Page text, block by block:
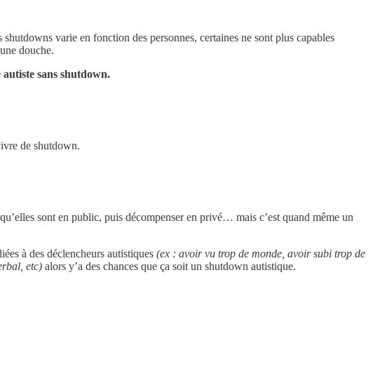
shutdowns varie en fonction des personnes, certaines ne sont plus capables
douche.
sans shutdown.
de shutdown.
sont en public, puis décompenser en privé… mais c’est quand même un
à des déclencheurs autistiques (ex : avoir vu trop de monde, avoir subi trop de
etc) alors y’a des chances que ça soit un shutdown autistique.